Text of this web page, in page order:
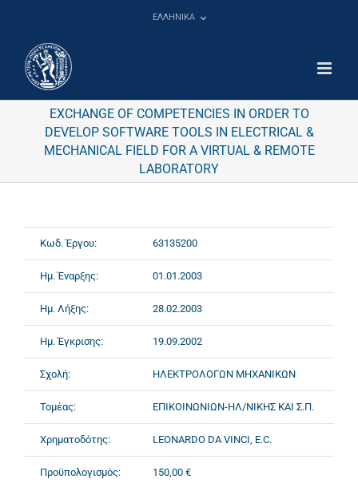
ΕΛΛΗΝΙΚΑ
EXCHANGE OF COMPETENCIES IN ORDER TO
DEVELOP SOFTWARE TOOLS IN ELECTRICAL &
MECHANICAL FIELD FOR A VIRTUAL & REMOTE
LABORATORY
Κωδ. Έργου: 63135200
Ημ. Έναρξης: 01.01.2003
Ημ. Λήξης: 28.02.2003
Ημ. Έγκρισης: 19.09.2002
Σχολή: ΗΛΕΚΤΡΟΛΟΓΩΝ ΜΗΧΑΝΙΚΩΝ
Τομέας: ΕΠΙΚΟΙΝΩΝΙΩΝ-ΗΛ/ΝΙΚΗΣ ΚΑΙ Σ.Π.
Χρηματοδότης: LEONARDO DA VINCI, E.C.
Προϋπολογισμός: 150,00 €